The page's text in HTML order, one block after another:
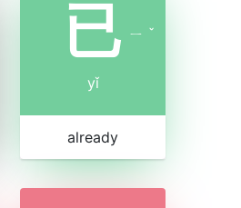
已 ㄧ ˇ
yǐ
already